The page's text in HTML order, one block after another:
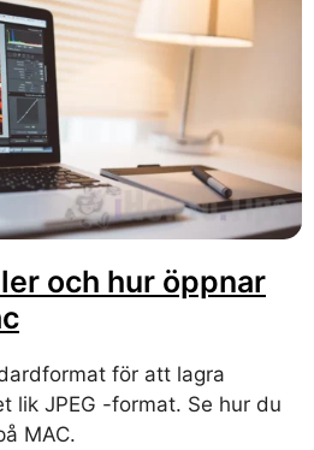
och hur öppnar
för att lagra
lik JPEG -format. Se hur du
MAC.